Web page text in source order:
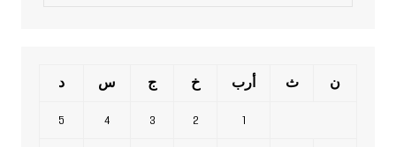
ن ث أرب خ ج س د
1
2
3
4
5